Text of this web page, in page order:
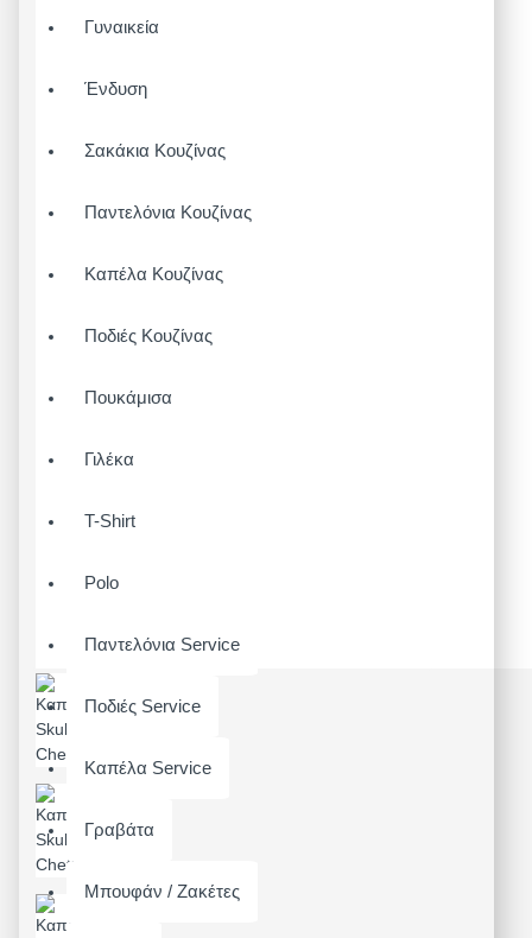
Γυναικεία
Ένδυση
Σακάκια Κουζίνας
Παντελόνια Κουζίνας
Καπέλα Κουζίνας
Ποδιές Κουζίνας
Πουκάμισα
Γιλέκα
T-Shirt
Polo
Παντελόνια Service
Ποδιές Service
Καπέλα Service
Γραβάτα
Μπουφάν / Ζακέτες